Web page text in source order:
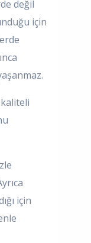
değil
için
için